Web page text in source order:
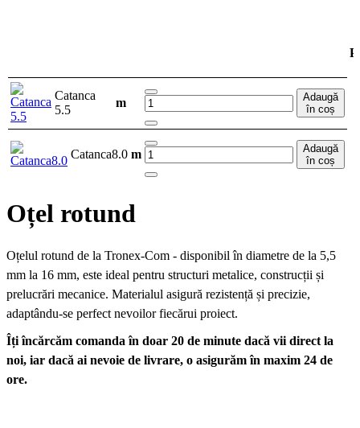
Catanca
5.5
m
Adaugă
în coș
Catanca8.0 m
Adaugă
în coș
Oțel rotund
Oțelul rotund de la Tronex-Com - disponibil în diametre de la 5,5
mm la 16 mm, este ideal pentru structuri metalice, construcții și
prelucrări mecanice. Materialul asigură rezistență și precizie,
adaptându-se perfect nevoilor fiecărui proiect.
Îți încărcăm comanda în doar 20 de minute dacă vii direct la
noi, iar dacă ai nevoie de livrare, o asigurăm în maxim 24 de
ore.